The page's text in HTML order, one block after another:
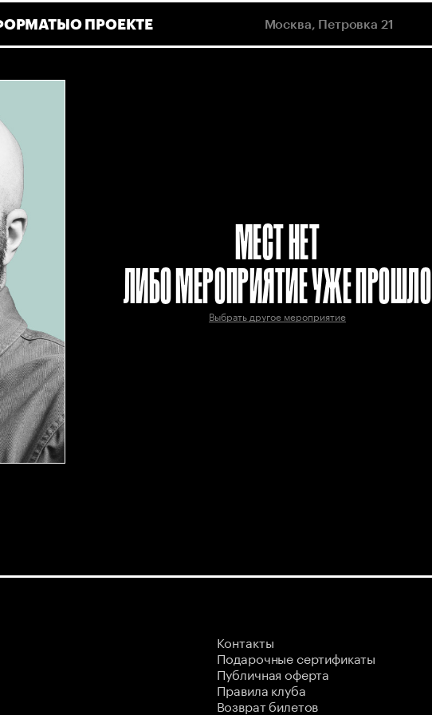
О ПРОЕКТЕ Москва, Петровка 21
МЕСТ НЕТ
ЛИБО МЕРОПРИЯТИЕ УЖЕ ПРОШЛО
Выбрать другое мероприятие
Контакты
Подарочные сертификаты
Публичная оферта
Правила клуба
Возврат билетов